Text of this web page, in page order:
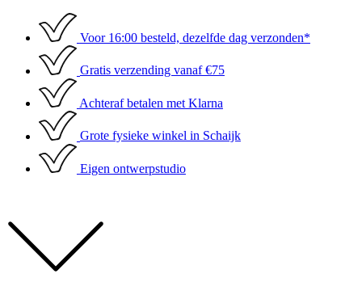
naar
inhoud
Voor 16:00 besteld, dezelfde dag verzonden*
Gratis verzending vanaf €75
Achteraf betalen met Klarna
Grote fysieke winkel in Schaijk
Eigen ontwerpstudio